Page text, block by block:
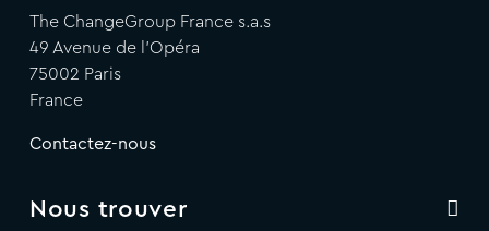
The ChangeGroup France s.a.s
49 Avenue de l'Opéra
75002 Paris
France
Contactez-nous
Nous trouver